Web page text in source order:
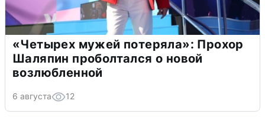
«Четырех мужей потеряла»: Прохор
Шаляпин проболтался о новой
возлюбленной
6 августа 12